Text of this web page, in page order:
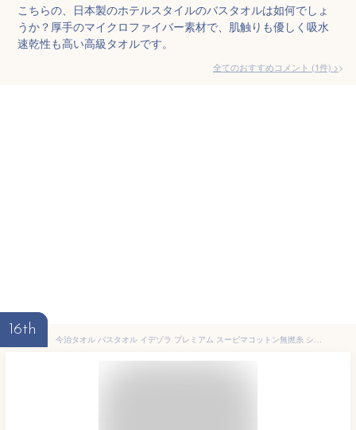
こちらの、日本製のホテルスタイルのバスタオルは如何でしょ
うか？厚手のマイクロファイバー素材で、肌触りも優しく吸水
速乾性も高い高級タオルです。
全てのおすすめコメント (1件) >
16th
今治タオル バスタオル イデゾラ プレミアム スーピマコットン無撚糸 シャワータオル 73cm × 140cm（大判 厚手 ホテル仕様 無地 最高級の綿 綿100% 上質 高級 ふわふわ 極上 柔らか おしゃれ ギフト 今治浴巾 国産 日本製）